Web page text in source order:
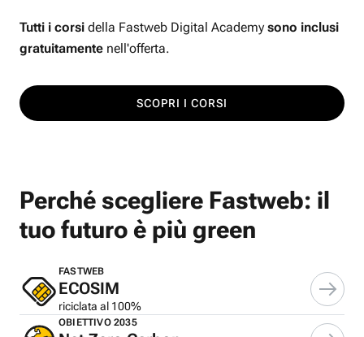
Tutti i corsi della Fastweb Digital Academy sono inclusi
gratuitamente nell'offerta.
SCOPRI I CORSI
Perché scegliere Fastweb: il
tuo futuro è più green
FASTWEB
ECOSIM
riciclata al 100%
OBIETTIVO 2035